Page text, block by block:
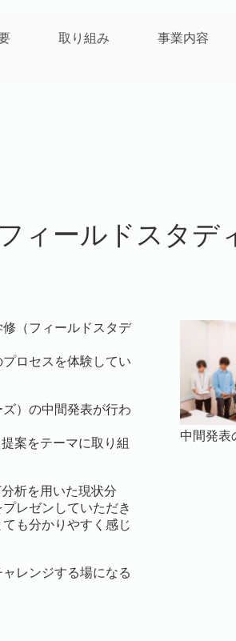
取り組み 事業内容
フィールドスタ
（フィールドスタデ
ロセスを体験してい
）の中間発表が行わ
案をテーマに取り組
析を用いた現状分
レゼンしていただき
も分かりやすく感じ
レンジする場になる
中間発表